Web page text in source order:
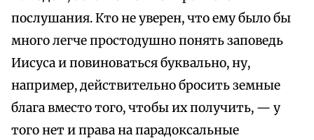
послушания. Кто не уверен, что ему было бы
много легче простодушно понять заповедь
Иисуса и повиноваться буквально, ну,
например, действительно бросить земные
блага вместо того, чтобы их получить, — у
того нет и права на парадоксальные